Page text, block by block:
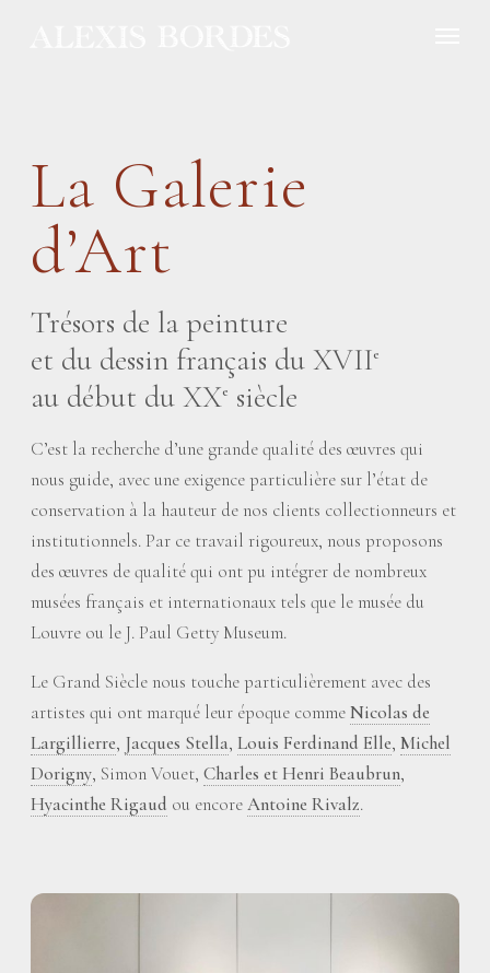
La Galerie
d’Art
Trésors de la peinture
et du dessin français du XVIIe
au début du XXe siècle
C’est la recherche d’une grande qualité des œuvres qui
nous guide, avec une exigence particulière sur l’état de
conservation à la hauteur de nos clients collectionneurs et
institutionnels. Par ce travail rigoureux, nous proposons
des œuvres de qualité qui ont pu intégrer de nombreux
musées français et internationaux tels que le musée du
Louvre ou le J. Paul Getty Museum.
Le Grand Siècle nous touche particulièrement avec des
artistes qui ont marqué leur époque commeNicolas de
Largillierre, Jacques Stella, Louis Ferdinand Elle, Michel
Dorigny, Simon Vouet, Charles et Henri Beaubrun,
Hyacinthe Rigaud ou encoreAntoine Rivalz.